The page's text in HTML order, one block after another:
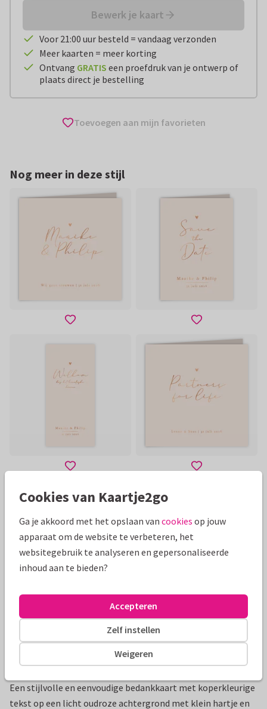
Bewerk je kaart
Voor 21:00 uur besteld = vandaag verzonden
Meer kaarten = meer korting
Ontvang GRATIS een proefdruk van je ontwerp of
plaats direct je bestelling
Toevoegen aan mijn favorieten
Nog meer in deze stijl
Mooie extra's bij je kaart
Productinformatie
Een stijlvolle en eenvoudige bedankkaart met koperkleurige
tekst op een licht oudroze achtergrond met klein hartje en
Cookies van Kaartje2go
Ga je akkoord met het opslaan van cookies op jouw
apparaat om de website te verbeteren, het
websitegebruik te analyseren en gepersonaliseerde
inhoud aan te bieden?
Weigeren
Zelf instellen
Accepteren